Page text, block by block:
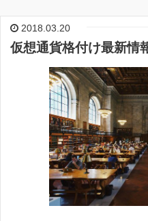
2018.03.20
仮想通貨格付け最新情